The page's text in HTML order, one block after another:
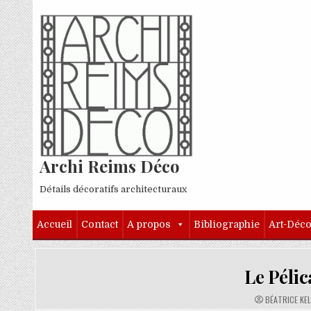
Skip to content
Archi Reims Déco
Détails décoratifs architecturaux
Accueil Contact A propos Bibliographie Art-Déco
Le
AUTHOR:
BÉATRICE